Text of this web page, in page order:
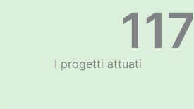
117
I progetti attuati